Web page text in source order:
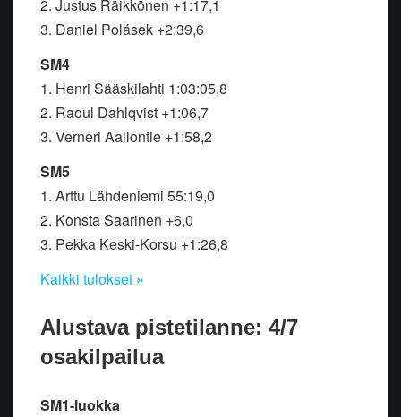
2. Justus Räikkönen +1:17,1
3. Daniel Polásek +2:39,6
SM4
1. Henri Sääskilahti 1:03:05,8
2. Raoul Dahlqvist +1:06,7
3. Verneri Aallontie +1:58,2
SM5
1. Arttu Lähdeniemi 55:19,0
2. Konsta Saarinen +6,0
3. Pekka Keski-Korsu +1:26,8
Kaikki tulokset »
Alustava pistetilanne: 4/7
osakilpailua
SM1-luokka